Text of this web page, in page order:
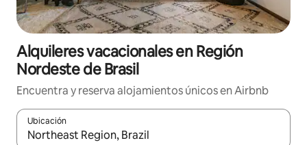
Alquileres vacacionales en Región
Nordeste de Brasil
Encuentra y reserva alojamientos únicos en Airbnb
Ubicación
Cuando los resultados estén disponibles, navega con las